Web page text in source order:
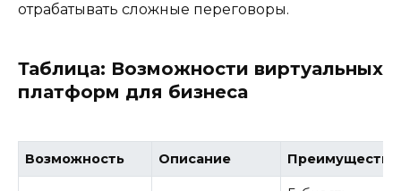
отрабатывать сложные переговоры.
Таблица: Возможности виртуальных
платформ для бизнеса
Возможность Описание Преимущества